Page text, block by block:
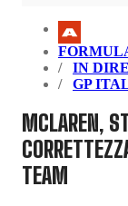
IN
GP
MCLAREN,
TEAM